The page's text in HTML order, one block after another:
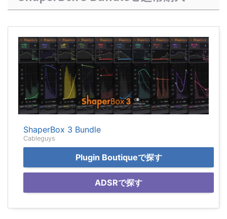
ShaperBox 3 Bundle
Cableguys
Plugin Boutiqueで探す
ADSRで探す